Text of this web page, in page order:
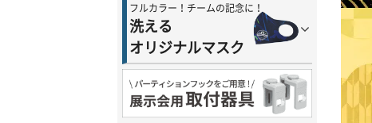
フルカラー！チームの記念に！
洗える
オリジナルマスク